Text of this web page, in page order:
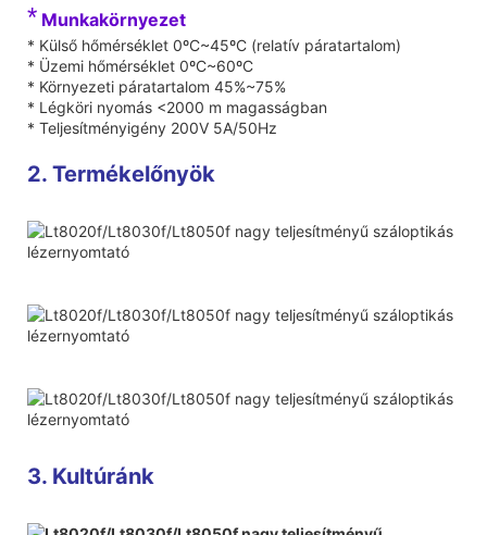
* Munkakörnyezet
* Külső hőmérséklet 0ºC~45ºC (relatív páratartalom)
* Üzemi hőmérséklet 0ºC~60ºC
* Környezeti páratartalom 45%~75%
* Légköri nyomás <2000 m magasságban
* Teljesítményigény 200V 5A/50Hz
2. Termékelőnyök
3. Kultúránk